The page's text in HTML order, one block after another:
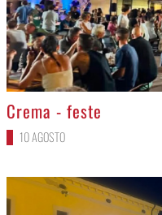
>
Crema - feste
10 AGOSTO